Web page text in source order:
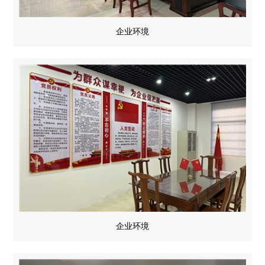
企业环境
企业环境